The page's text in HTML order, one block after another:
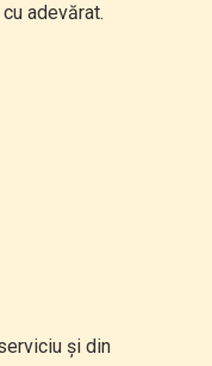
adevărat.
și din